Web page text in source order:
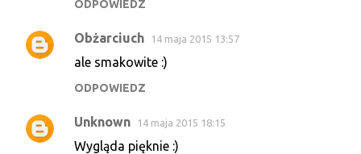
e
n
r
z
ODPOWIEDZ
Obżarciuch 14 maja 2015 13:57
ale smakowite :)
ODPOWIEDZ
Unknown 14 maja 2015 18:15
Wygląda pięknie :)